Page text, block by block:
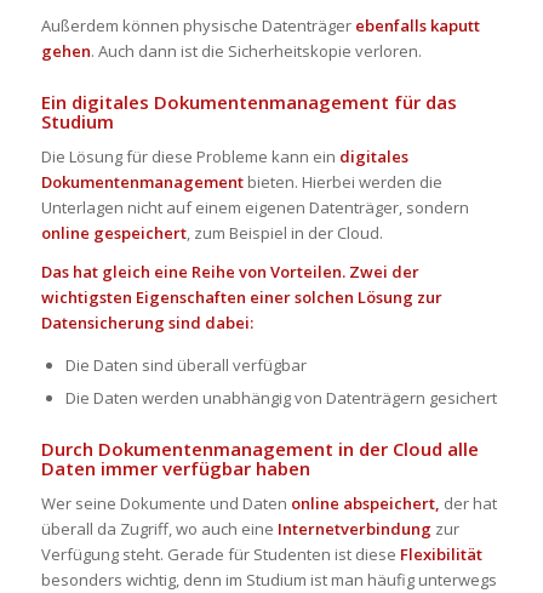
Außerdem können physische Datenträger ebenfalls kaputt
gehen. Auch dann ist die Sicherheitskopie verloren.
Ein digitales Dokumentenmanagement für das
Studium
Die Lösung für diese Probleme kann ein digitales
Dokumentenmanagementbieten. Hierbei werden die
Unterlagen nicht auf einem eigenen Datenträger, sondern
online gespeichert, zum Beispiel in der Cloud.
Das hat gleich eine Reihe von Vorteilen. Zwei der
wichtigsten Eigenschaften einer solchen Lösung zur
Datensicherung sind dabei:
Die Daten sind überall verfügbar
Die Daten werden unabhängig von Datenträgern gesichert
Durch Dokumentenmanagement in der Cloud alle
Daten immer verfügbar haben
Wer seine Dokumente und Daten online abspeichert, der hat
überall da Zugriff, wo auch eine Internetverbindung zur
Verfügung steht. Gerade für Studenten ist diese Flexibilität
besonders wichtig, denn im Studium ist man häufig unterwegs